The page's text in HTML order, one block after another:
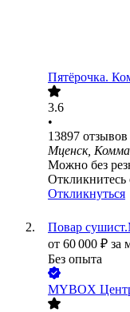
Пятёрочка.
3.6
•
13897 отзывов
Мценск,
Можно без
Откликнитесь
Откликнуться
Повар
от 60 000 ₽ за
Без опыта
MYBOX